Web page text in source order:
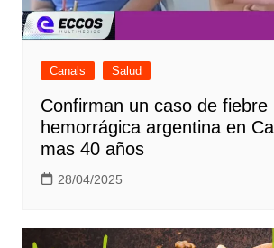
Canals Salud
Confirman un caso de fiebre
hemorrágica argentina en
mas 40 años
28/04/2025